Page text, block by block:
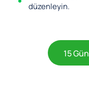
düzenleyin.
15